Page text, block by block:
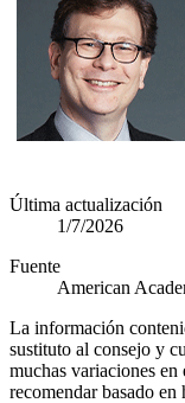
Última actualización
1/7/2026
Fuente
American
La información
sustituto al consejo y
muchas variaciones
recomendar basado